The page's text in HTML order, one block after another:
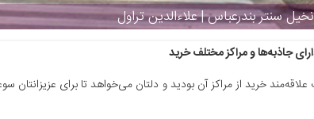
سنتر بندرعباس | علاءالدین تراول
جاذبه‌ها و مراکز مختلف خرید
خرید از مراکز آن بودید و دلتان می‌خواهد تا برای عزیزانتان